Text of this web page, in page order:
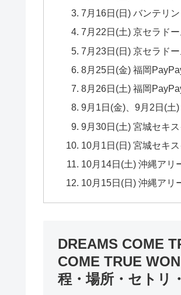
7月16日(日) バンテリ
7月22日(土) 京セラド
7月23日(日) 京セラド
8月25日(金) 福岡
8月26日(土) 福岡
9月1日(金)、9月2日(土
9月30日(土) 宮城セキ
10月1日(日) 宮城セキ
10月14日(土) 沖縄アリ
10月15日(日) 沖縄アリ
DREAMS COME
COME TRUE
程・場所・セトリ